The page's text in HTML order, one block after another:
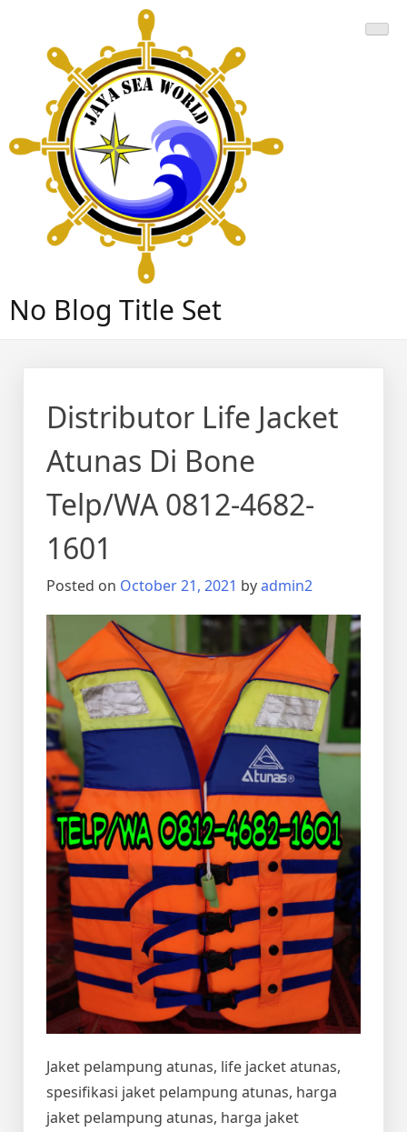
content
No Blog Title Set
Distributor Life Jacket
Atunas Di Bone
Telp/WA 0812-4682-
1601
Posted on October 21, 2021 byadmin2
Jaket pelampung atunas, life jacket atunas,
spesifikasi jaket pelampung atunas, harga
jaket pelampung atunas, harga jaket